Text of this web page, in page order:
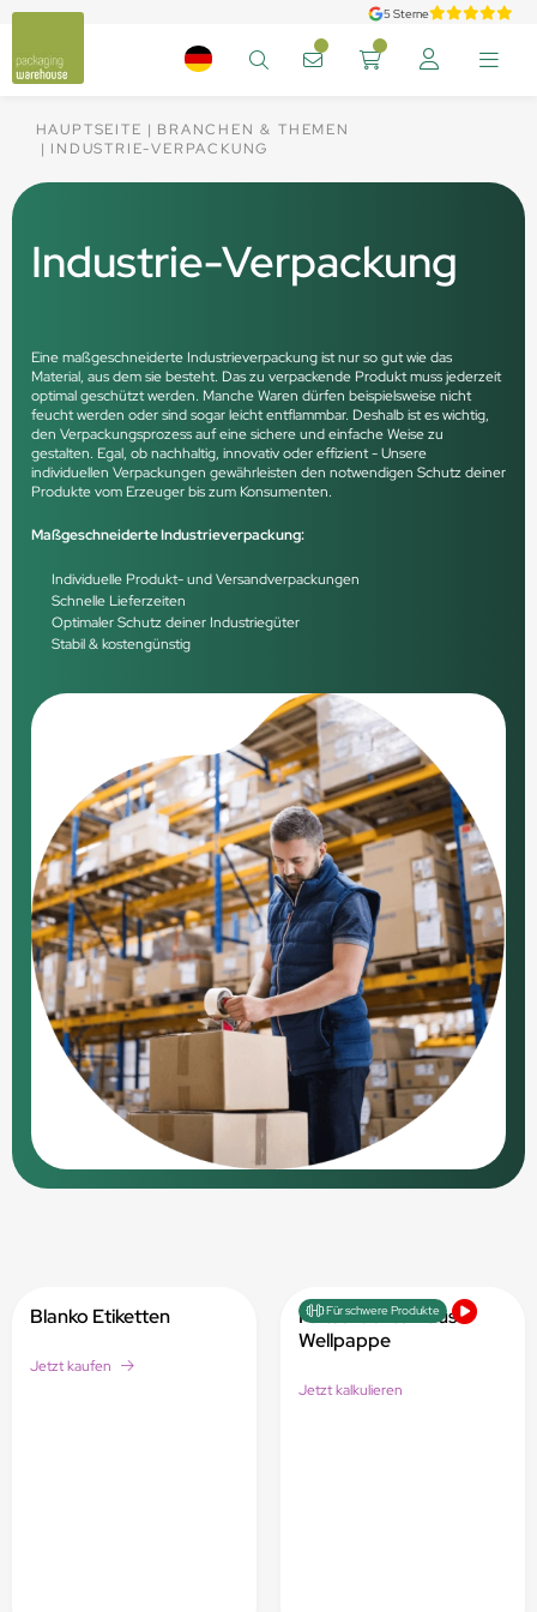
5 Sterne
HAUPTSEITE
BRANCHEN & THEMEN
INDUSTRIE-VERPACKUNG
Industrie-Verpackung
Eine maßgeschneiderte Industrieverpackung ist nur so gut wie das
Material, aus dem sie besteht. Das zu verpackende Produkt muss jederzeit
optimal geschützt werden. Manche Waren dürfen beispielsweise nicht
feucht werden oder sind sogar leicht entflammbar. Deshalb ist es wichtig,
den Verpackungsprozess auf eine sichere und einfache Weise zu
gestalten. Egal, ob nachhaltig, innovativ oder effizient - Unsere
individuellen Verpackungen gewährleisten den notwendigen Schutz deiner
Produkte vom Erzeuger bis zum Konsumenten.
Maßgeschneiderte Industrieverpackung:
Individuelle Produkt- und Versandverpackungen
Schnelle Lieferzeiten
Optimaler Schutz deiner Industriegüter
Stabil & kostengünstig
Blanko Etiketten
Jetzt kaufen
Für schwere Produkte
Faltschachteln aus
Wellpappe
Jetzt kalkulieren